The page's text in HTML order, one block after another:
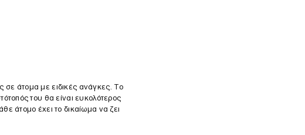
σε άτομα με ειδικές ανάγκες. Το
του θα είναι ευκολότερος
άτομο έχει το δικαίωμα να ζει